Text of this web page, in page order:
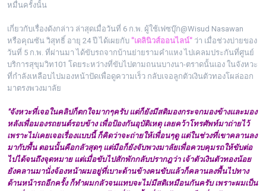
หมื่นครั้งนั้น
เกี่ยวกับเรื่องดังกล่าว ล่าสุดเมื่อวันที่ 6 ก.พ. ผู้ใช้เฟซบุ๊ก@Wisud Nasawan
หรือคุณซัน วิสุทธิ์ อายุ 24 ปี ได้เผยกับ "เดลินิวส์ออนไลน์" ว่า เมื่อช่วงบ่ายของ
วันที่ 5 ก.พ. ที่ผ่านมา ได้ขับรถจากบ้านย่ายรามคำแหง ไปเคลมประกันที่ศูนย์
บริการสุขุมวิท101 โดยระหว่างที่ขับไปตามถนนบางนา-ตราดนั้นเอง ในจังหวะ
ที่กำลังเหลือบไปมองหน้าปัดเพื่อดูความเร็ว กลับเจอลูกตัวเงินตัวทองโผล่ออก
มาตรงพวงมาลัย
"จังหวะที่เจอในคลิปก็ตกใจมากๆครับ แต่ก็ยังมีสติมองกระจกมองข้างและมอง
หลังเพื่อมองรถยนต์รอบข้าง เพื่อป้องกันอุบัติเหตุ เลยคว้าโทรศัพท์มาถ่ายไว้
เพราะไม่เคยเจอเรื่องแบบนี้ ก็คิดว่าจะถ่ายให้เพื่อนๆดู แต่ในช่วงที่เขาคลานลง
มากับพื้น ตอนนั้นคือกลัวสุดๆ แต่มือก็ยังจับพวงมาลัยเพื่อควบคุมรถให้ขับต่อ
ไปได้จนถึงจุดหมาย แต่เมื่อขับไปสักพักกลับปรากฎว่า เจ้าตัวเงินตัวทองน้อย
ยังคลานมานั่งจ้องหน้าผมอยู่ที่เบาะด้านข้างคนขับแล้วก็คลานลงพื้นไปทาง
ด้านหน้ารถอีกครั้ง ก็ทำผมกลัวจนแทบจะไม่มีสติเหมือนกันครับ เพราะผมเป็น